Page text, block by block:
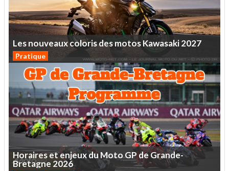
LesnouveauxcolorisdesmotosKawasaki2027
Pratique
HorairesetenjeuxduMotoGPdeGrande-
Bretagne 2026